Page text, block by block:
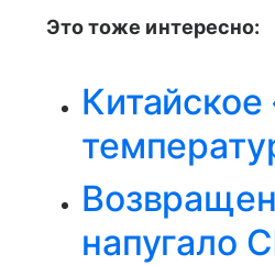
Это тоже интересно:
напугало